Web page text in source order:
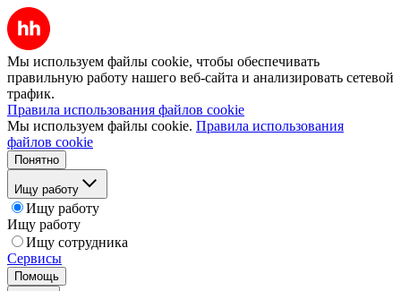
Мы используем файлы cookie, чтобы обеспечивать
правильную работу нашего веб-сайта и анализировать сетевой
трафик.
Правила использования файлов cookie
Мы используем файлы cookie. Правила использования
файлов cookie
Понятно
Ищу работу
Ищу работу
Ищу работу
Ищу сотрудника
Сервисы
Помощь